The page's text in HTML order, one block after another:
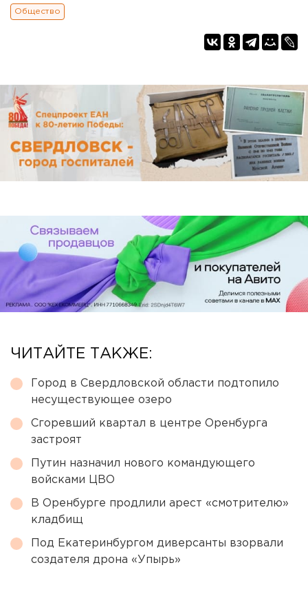
Общество
ЧИТАЙТЕ ТАКЖЕ:
Город в Свердловской области подтопило
несуществующее озеро
Сгоревший квартал в центре Оренбурга
застроят
Путин назначил нового командующего
войсками ЦВО
В Оренбурге продлили арест «смотрителю»
кладбищ
Под Екатеринбургом диверсанты взорвали
создателя дрона «Упырь»